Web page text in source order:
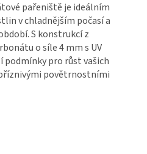
pařeniště je ideálním
v chladnějším počasí a
S konstrukcí z
o síle 4 mm s UV
pro růst vašich
povětrnostními